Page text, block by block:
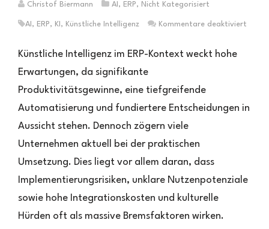
Christof Biermann AI , ERP, Nicht Kategorisiert
AI , ERP, KI , Künstliche Intelligenz Kommentare deaktiviert
Künstliche Intelligenz im ERP-Kontext weckt hohe
Erwartungen, da signifikante
Produktivitätsgewinne, eine tiefgreifende
Automatisierung und fundiertere Entscheidungen in
Aussicht stehen. Dennoch zögern viele
Unternehmen aktuell bei der praktischen
Umsetzung. Dies liegt vor allem daran, dass
Implementierungsrisiken, unklare Nutzenpotenziale
sowie hohe Integrationskosten und kulturelle
Hürden oft als massive Bremsfaktoren wirken.